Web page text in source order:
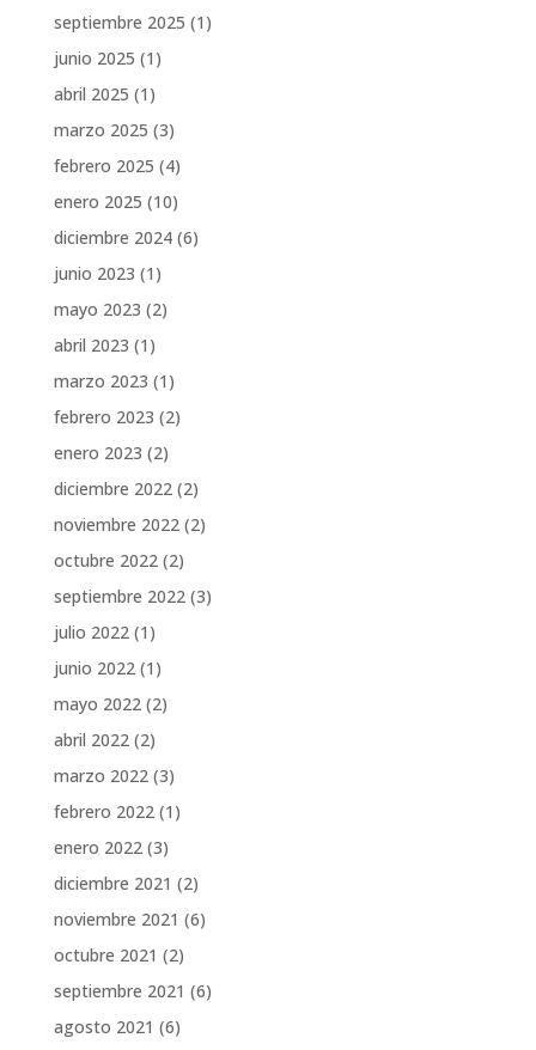
septiembre 2025 (1)
junio 2025 (1)
abril 2025 (1)
marzo 2025 (3)
febrero 2025 (4)
enero 2025 (10)
diciembre 2024(6)
junio 2023 (1)
mayo 2023 (2)
abril 2023 (1)
marzo 2023 (1)
febrero 2023 (2)
enero 2023 (2)
diciembre 2022(2)
noviembre 2022(2)
octubre 2022(2)
septiembre 2022(3)
julio 2022(1)
junio 2022(1)
mayo 2022(2)
abril 2022(2)
marzo 2022(3)
febrero 2022(1)
enero 2022(3)
diciembre 2021 (2)
noviembre 2021 (6)
octubre 2021 (2)
septiembre 2021 (6)
agosto 2021 (6)